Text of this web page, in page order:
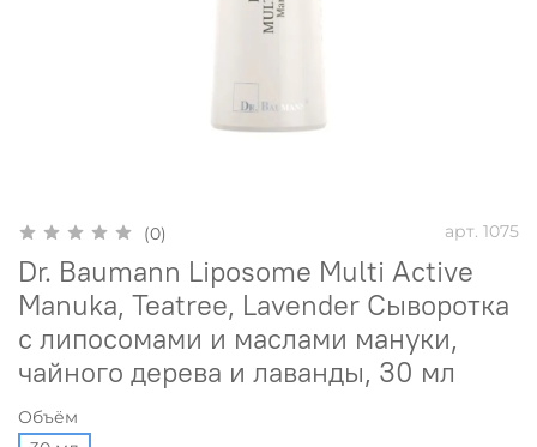
(0) арт. 1075
Dr. Baumann Liposome Multi Active
Manuka, Teatree, Lavender Сыворотка
с липосомами и маслами мануки,
чайного дерева и лаванды, 30 мл
Объём